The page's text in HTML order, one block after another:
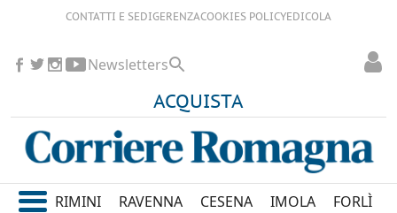
CONTATTI E SEDIGERENZACOOKIES POLICYEDICOLA
ACQUISTA
Newsletters
RIMINI RAVENNA CESENA IMOLA FORLÌ